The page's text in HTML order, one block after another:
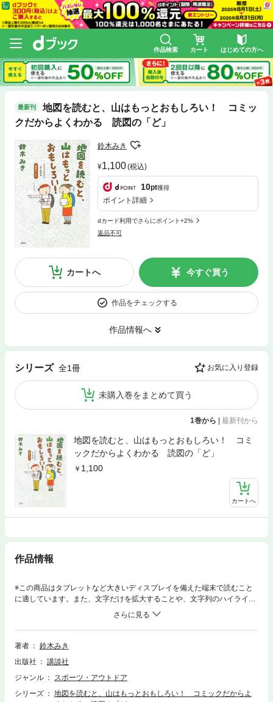
作品検索 カート はじめての方へ
最新刊
地図を読むと、山はもっとおもしろい！ コミッ
クだからよくわかる 読図の「ど」
鈴木みき
1,100(税込)
10pt獲得
ポイント詳細
dカード利用でさらにポイント+2%
返品不可
カートへ 今すぐ買う
作品をチェックする
作品情報へ
シリーズ 全1冊 お気に入り登録
未購入巻をまとめて買う
1巻から | 最新刊から
地図を読むと、山はもっとおもしろい！ コミ
ックだからよくわかる 読図の「ど」
1,100
カートへ
作品情報
※この商品はタブレットなど大きいディスプレイを備えた端末で読むこと
に適しています。また、文字だけを拡大することや、文字列のハイライ
ト、検索、辞書の参照、引用などの機能が使用できません。登山地図、地
形図、コンパス。登山道具に挙げられていても人任せだったアナタ、持っ
ているのに使い方がイマイチわからないアナタ、使うのが面倒くさいアナ
タ、地図読みしたくて読図本を読もうとしてもチンプンカンプンだったア
（たぶん）！
著者
鈴木みき
出版社
講談社
ジャンル
スポーツ・アウトドア
シリーズ
地図を読むと、山はもっとおもしろい！ コミックだからよ